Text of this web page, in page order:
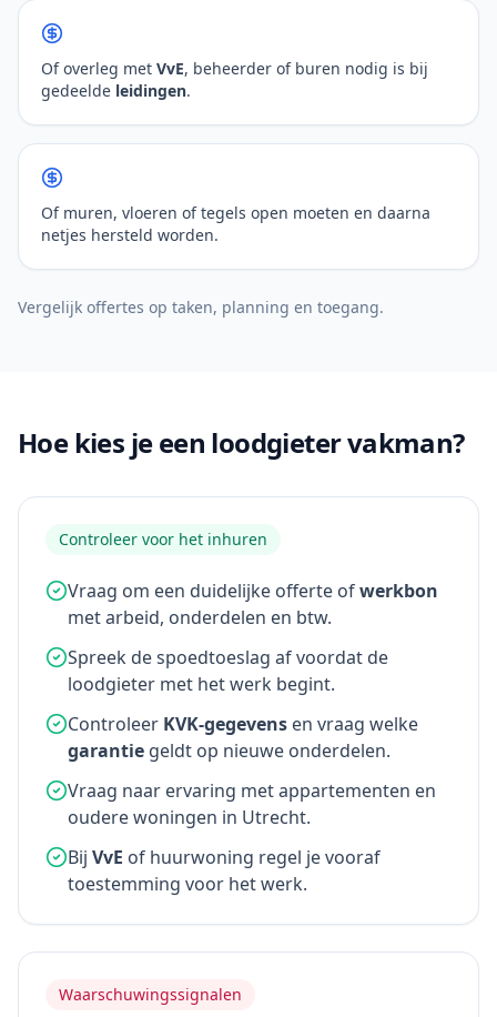
Of overleg met VvE, beheerder of buren nodig is bij
gedeelde leidingen.
Of muren, vloeren of tegels open moeten en daarna
netjes hersteld worden.
Vergelijk offertes op taken, planning en toegang.
Hoe kies je een loodgieter vakman?
Controleer voor het inhuren
Vraag om een duidelijke offerte ofwerkbon
met arbeid, onderdelen en btw.
Spreek de spoedtoeslag af voordat de
loodgieter met het werk begint.
Controleer KVK-gegevens en vraag welke
garantie geldt op nieuwe onderdelen.
Vraag naar ervaring met appartementen en
oudere woningen in Utrecht.
Bij VvE of huurwoning regel je vooraf
toestemming voor het werk.
Waarschuwingssignalen